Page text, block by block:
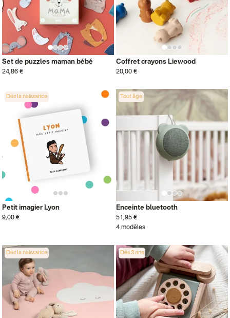
Set de puzzles maman bébé
24,86 €
Coffret crayons Liewood
20,00 €
Dès la naissance
Petit imagier Lyon
9,00 €
Tout âge
Enceinte bluetooth
51,95 €
4 modèles
Dès la naissance Dès 3 ans